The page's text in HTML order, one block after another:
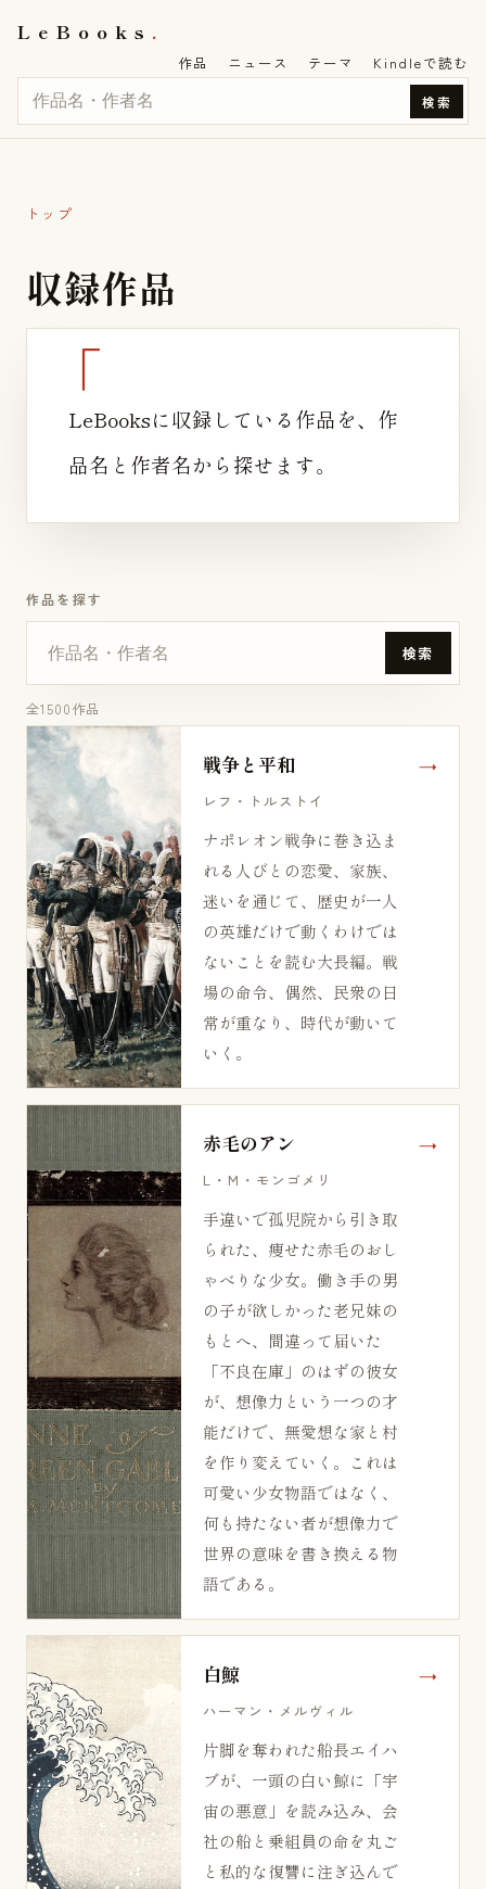
LeBooks
検索
作品 ニュース テーマ Kindleで読む
トップ
収録作品
LeBooksに収録している作品を、作
品名と作者名から探せます。
作品を探す
検索
全1500作品
戦争と平和
レフ・トルストイ
ナポレオン戦争に巻き込ま
れる人びとの恋愛、家族、
迷いを通じて、歴史が一人
の英雄だけで動くわけでは
ないことを読む大長編。戦
場の命令、偶然、民衆の日
常が重なり、時代が動いて
いく。
赤毛のアン
L・M・モンゴメリ
手違いで孤児院から引き取
られた、痩せた赤毛のおし
ゃべりな少女。働き手の男
の子が欲しかった老兄妹の
もとへ、間違って届いた
「不良在庫」のはずの彼女
が、想像力という一つの才
能だけで、無愛想な家と村
を作り変えていく。これは
可愛い少女物語ではなく、
何も持たない者が想像力で
世界の意味を書き換える物
語である。
白鯨
ハーマン・メルヴィル
片脚を奪われた船長エイハ
ブが、一頭の白い鯨に「宇
宙の悪意」を読み込み、会
社の船と乗組員の命を丸ご
と私的な復讐に注ぎ込んで